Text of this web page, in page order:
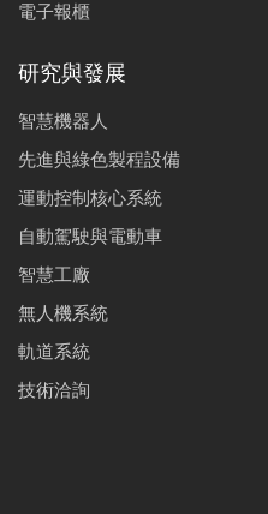
電子報櫃
研究與發展
智慧機器人
先進與綠色製程設備
運動控制核心系統
自動駕駛與電動車
智慧工廠
無人機系統
軌道系統
技術洽詢